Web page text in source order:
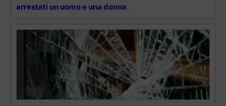
arrestati un uomo e una donna